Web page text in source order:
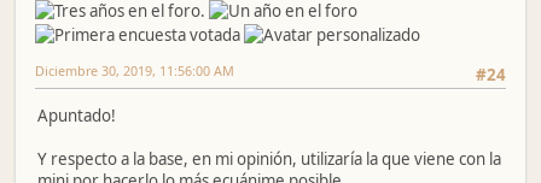
#24
Diciembre 30, 2019, 11:56:00 AM
Apuntado!
Y respecto a la base, en mi opinión, utilizaría la que viene con la